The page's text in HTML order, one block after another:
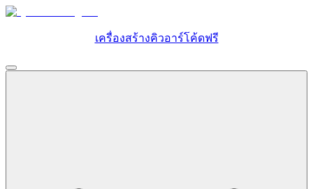
เครื่องสร้างคิวอาร์โค้ดฟรี